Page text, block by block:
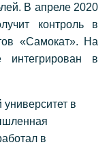
В апреле 2020
контроль в
«Самокат». На
в
в
в